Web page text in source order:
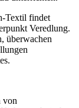
Textil findet
Veredlung.
überwachen
von